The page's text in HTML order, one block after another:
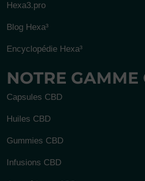
Hexa3.pro
Blog Hexa³
Encyclopédie Hexa³
NOTRE GAMME
Capsules CBD
Huiles CBD
Gummies CBD
Infusions CBD